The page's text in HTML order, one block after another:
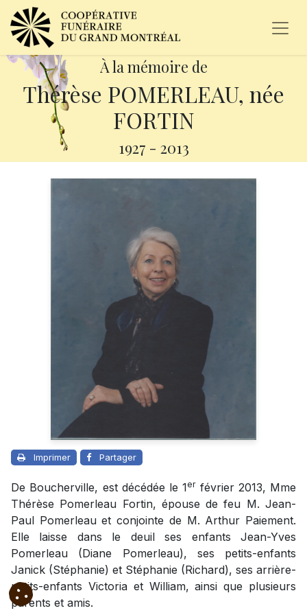
À la mémoire de
Thérèse POMERLEAU, née
FORTIN
1927 - 2013
Imprimer Partager
De Boucherville, est décédée le 1erfévrier 2013, Mme
Thérèse Pomerleau Fortin, épouse de feu M. Jean-
Paul Pomerleau et conjointe de M. Arthur Paiement.
Elle laisse dans le deuil ses enfants Jean-Yves
Pomerleau (Diane Pomerleau), ses petits-enfants
Janick (Stéphanie) et Stéphanie (Richard), ses arrière-
petits-enfants Victoria et William, ainsi que plusieurs
parents et amis.